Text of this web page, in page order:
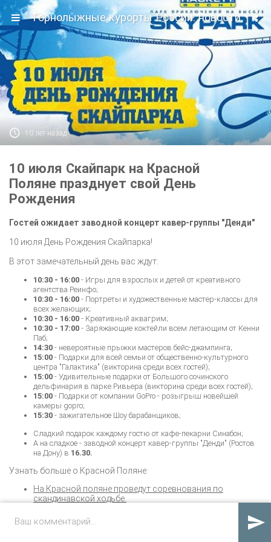

Горнолыжные курорты России: новости
 10 лет назад
10 июля Скайпарк на Красной
Поляне празднует свой День
Рождения
Гостей ожидает заводной концерт кавер-группы "Денди"
10 июля День Рождения Скайпарка!
В этот замечательный день вас ждут:
10:30 - 16:00 - Игры для взрослых и детей от креативного
агентства Реинфо;
10:30 - 16:00 - Портреты и художественные мастер-классы для
всех желающих;
10:30 - 16:00 - Креативный аквагрим;
10:30 - 17:00 - Заряжающие коктейли всем летающим от Кенни
Паб;
14:30 - невероятные прыжки мастеров бейс-джампинга;
15:00 - Подарки для всей семьи от общественно-культурного
центра "Галактика" (викторина среди всех гостей);
15:00 - Удивительные подарки от Большого сочинского
дельфинария в парке Ривьера (викторина среди всех гостей);
15:00 - Подарки от компании GoPro - розыгрыш новейшей
камеры gopro;
15:30 - зажигательное Шоу барабанщиков;
Сладкий подарок каждому гостю от кафе-пекарни Синабон;
А на сладкое - заводной концерт кавер-группы "Денди" (Ростов
на Дону) в 16.30.
Узнать больше о Красной Поляне:
На Красной поляне проведут соревнования по
скандинавской ходьбе.
